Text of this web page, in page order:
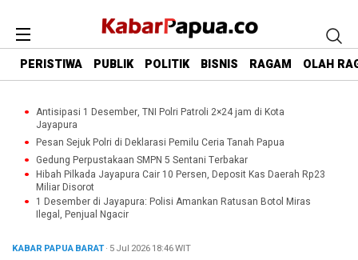
PERISTIWA PUBLIK POLITIK BISNIS RAGAM OLAH
Antisipasi 1 Desember, TNI Polri Patroli 2×24 jam di Kota
Jayapura
Pesan Sejuk Polri di Deklarasi Pemilu Ceria Tanah Papua
Gedung Perpustakaan SMPN 5 Sentani Terbakar
Hibah Pilkada Jayapura Cair 10 Persen, Deposit Kas Daerah Rp23
Miliar Disorot
1 Desember di Jayapura: Polisi Amankan Ratusan Botol Miras
Ilegal, Penjual Ngacir
KABAR PAPUA BARAT· 5 Jul 202618:46WIT